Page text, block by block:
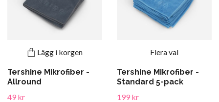
Lägg i korgen
Tershine Mikrofiber -
Allround
49 kr
Flera val
Tershine Mikrofiber -
Standard 5-pack
199 kr